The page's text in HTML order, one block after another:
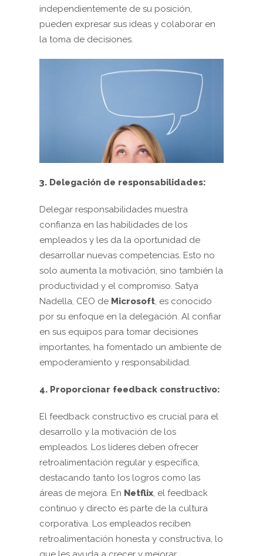
independientemente de su posición,
pueden expresar sus ideas y colaborar en
la toma de decisiones.
3. Delegación de responsabilidades:
Delegar responsabilidades muestra
confianza en las habilidades de los
empleados y les da la oportunidad de
desarrollar nuevas competencias. Esto no
solo aumenta la motivación, sino también la
productividad y el compromiso. Satya
Nadella, CEO de Microsoft, es conocido
por su enfoque en la delegación. Al confiar
en sus equipos para tomar decisiones
importantes, ha fomentado un ambiente de
empoderamiento y responsabilidad.
4. Proporcionar feedback constructivo:
El feedback constructivo es crucial para el
desarrollo y la motivación de los
empleados. Los líderes deben ofrecer
retroalimentación regular y específica,
destacando tanto los logros como las
áreas de mejora. En Netflix, el feedback
continuo y directo es parte de la cultura
corporativa. Los empleados reciben
retroalimentación honesta y constructiva, lo